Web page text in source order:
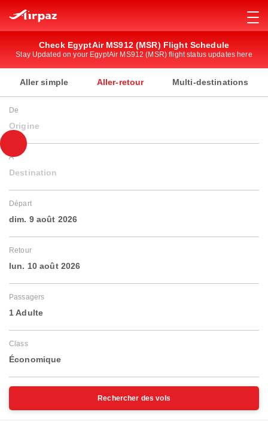
Check EgyptAir MS912 (MSR) Flight Schedule
Stay Updated on your EgyptAir MS912 (MSR) flight status updates here
Aller simple Aller-retour Multi-destinations
De
Origine
À
Destination
Départ
dim. 9 août 2026
Retour
lun. 10 août 2026
Passagers
1 Adulte
Class
Économique
Rechercher des vols